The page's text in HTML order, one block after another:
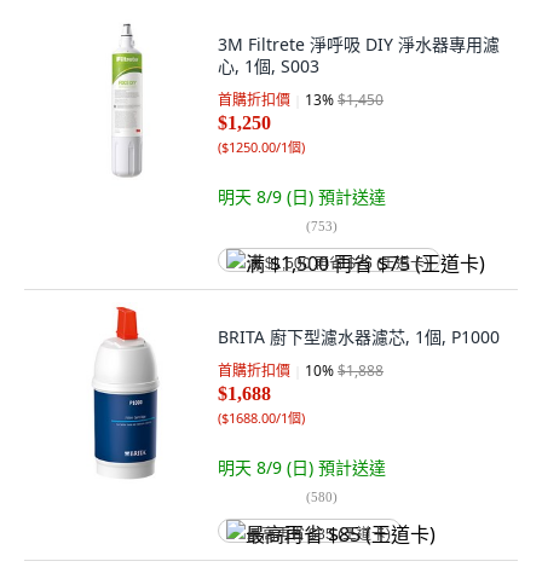
3M Filtrete 淨呼吸 DIY 淨水器專用濾
心, 1個, S003
首購折扣價 13%$1,450
$1,250
($1250.00/1個)
明天 8/9 (日) 預計送達
(753)
满 $1,500 再省 $75 (王道卡)
BRITA 廚下型濾水器濾芯, 1個, P1000
首購折扣價 10%$1,888
$1,688
($1688.00/1個)
明天 8/9 (日) 預計送達
(580)
最高再省 $85 (王道卡)